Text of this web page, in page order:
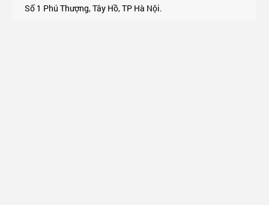
Số 1 Phú Thượng, Tây Hồ, TP Hà Nội.